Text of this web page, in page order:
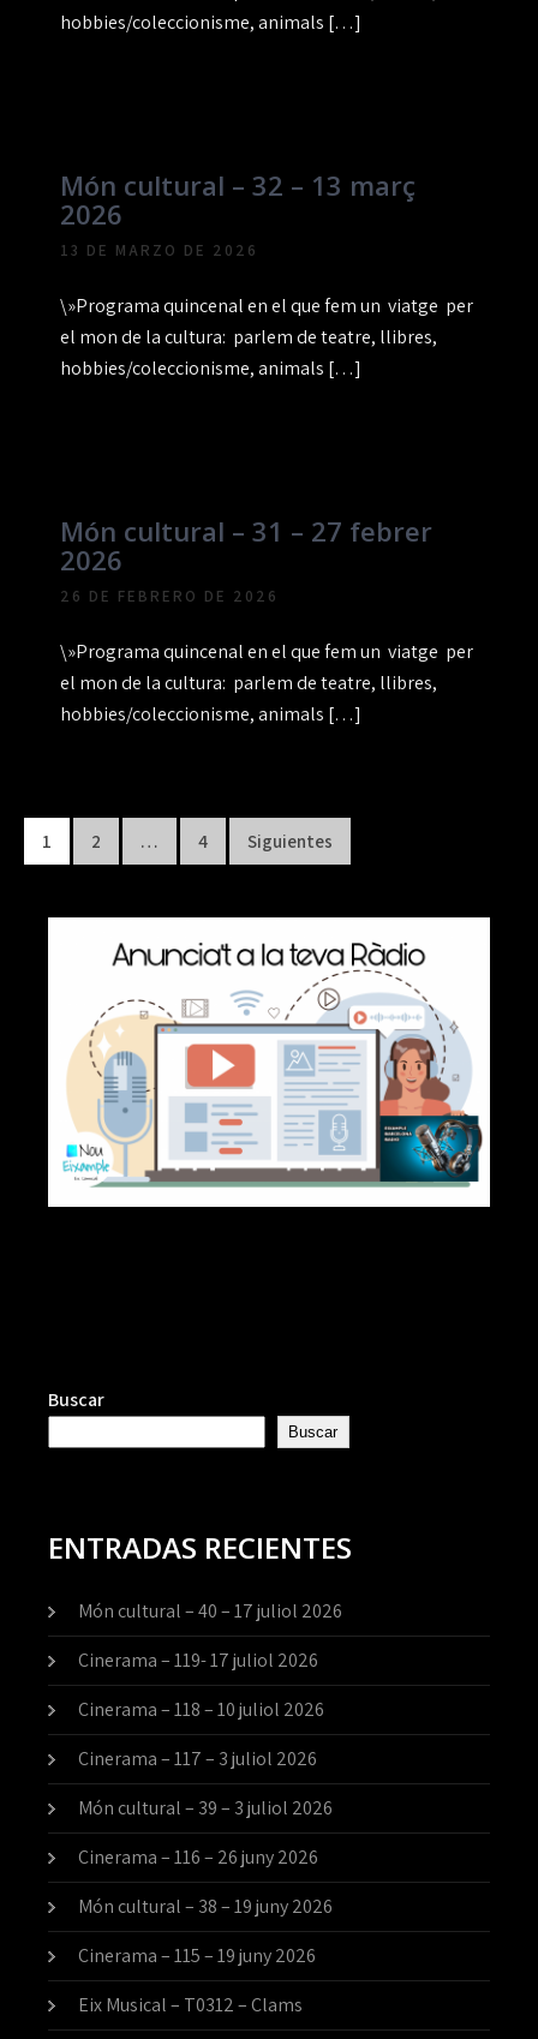
hobbies/coleccionisme, animals […]
Món cultural – 32 – 13 març
2026
13 DE MARZO DE 2026
\»Programa quincenal en el que fem un viatge per
el mon de la cultura: parlem de teatre, llibres,
hobbies/coleccionisme, animals […]
Món cultural – 31 – 27 febrer
2026
26 DE FEBRERO DE 2026
\»Programa quincenal en el que fem un viatge per
el mon de la cultura: parlem de teatre, llibres,
hobbies/coleccionisme, animals […]
Paginación
de
entradas
1 2 … 4 Siguientes
Buscar
Buscar
ENTRADAS RECIENTES
Món cultural – 40 – 17 juliol 2026
Cinerama – 119- 17 juliol 2026
Cinerama – 118 – 10 juliol 2026
Cinerama – 117 – 3 juliol 2026
Món cultural – 39 – 3 juliol 2026
Cinerama – 116 – 26 juny 2026
Món cultural – 38 – 19 juny 2026
Cinerama – 115 – 19 juny 2026
Eix Musical – T0312 – Clams